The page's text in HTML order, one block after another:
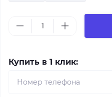
Купить в 1 клик: